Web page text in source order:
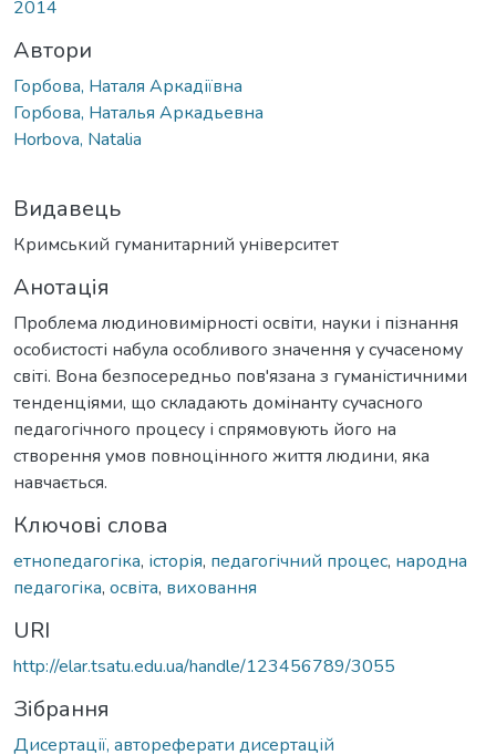
2014
Автори
Горбова, Наталя Аркадіївна
Горбова, Наталья Аркадьевна
Horbova, Natalia
Видавець
Кримський гуманитарний університет
Анотація
Проблема людиновимірності освіти, науки і пізнання
особистості набула особливого значення у сучасеному
світі. Вона безпосередньо пов'язана з гуманістичними
тенденціями, що складають домінанту сучасного
педагогічного процесу і спрямовують його на
створення умов повноцінного життя людини, яка
навчається.
Ключові слова
етнопедагогіка, історія, педагогічний процес, народна
педагогіка, освіта, виховання
URI
http://elar.tsatu.edu.ua/handle/123456789/3055
Зібрання
Дисертації, автореферати дисертацій